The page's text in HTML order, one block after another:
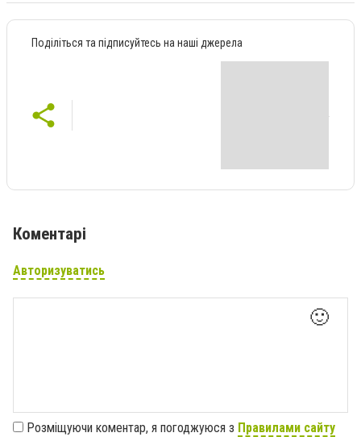
Поділіться та підписуйтесь на наші джерела
Коментарі
Авторизуватись
🙂
Розміщуючи коментар, я погоджуюся з Правилами сайту